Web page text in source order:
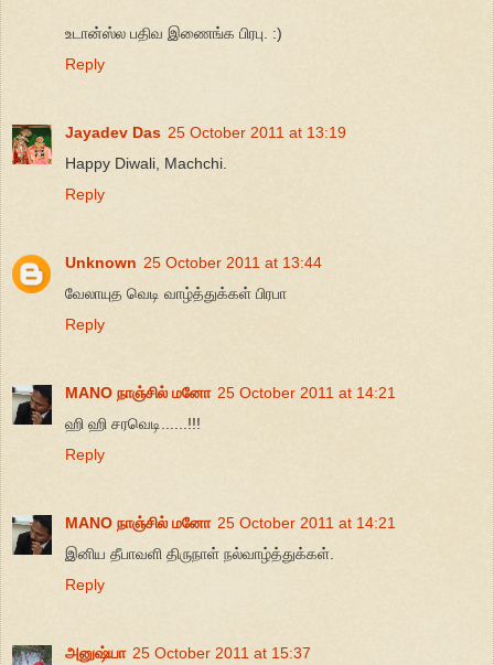
உடான்ஸ்ல பதிவ இணைங்க பிரபு. :)
Reply
Jayadev Das 25 October 2011 at 13:19
Happy Diwali, Machchi.
Reply
Unknown 25 October 2011 at 13:44
வேலாயுத வெடி வாழ்த்துக்கள் பிரபா
Reply
MANO நாஞ்சில் மனோ 25 October 2011 at 14:21
ஹி ஹி சரவெடி......!!!
Reply
MANO நாஞ்சில் மனோ 25 October 2011 at 14:21
இனிய தீபாவளி திருநாள் நல்வாழ்த்துக்கள்.
Reply
அனுஷ்யா 25 October 2011 at 15:37